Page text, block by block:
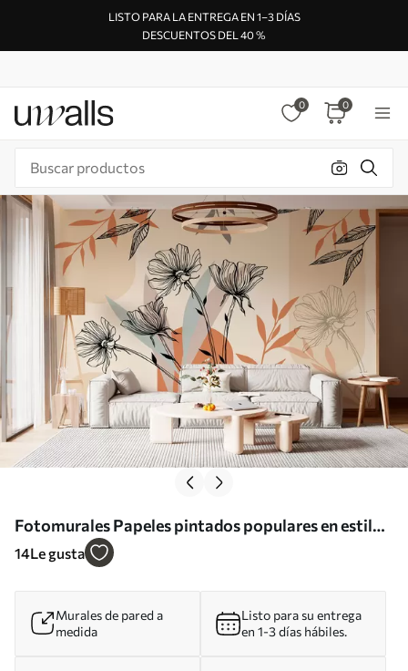
LISTO PARA LA ENTREGA EN 1–3 DÍAS
DESCUENTOS DEL 40 %
0 0
Fotomurales Papeles pintados populares en estilo
boho con flores Nr. u97028
14Le gusta
Murales de pared a
medida
Listo para su entrega
en 1-3 días hábiles.